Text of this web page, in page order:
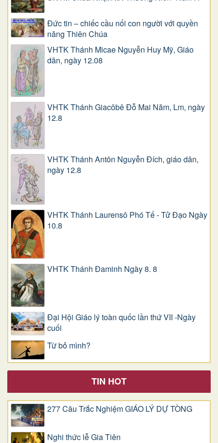
Đức tin – chiếc cầu nối con người với quyền
năng Thiên Chúa
VHTK Thánh Micae Nguyễn Huy Mỹ, Giáo
dân, ngày 12.08
VHTK Thánh Giacôbê Ðỗ Mai Năm, Lm, ngày
12.8
VHTK Thánh Antôn Nguyễn Ðích, giáo dân,
ngày 12.8
VHTK Thánh Laurensô Phó Tế - Tử Đạo Ngày
10.8
VHTK Thánh Đaminh Ngày 8. 8
Đại Hội Giáo lý toàn quốc lần thứ VII -Ngày
cuối
Từ bỏ mình?
TIN HOT
277 Câu Trắc Nghiệm GIÁO LÝ DỰ TÒNG
Nghi thức lễ Gia Tiên